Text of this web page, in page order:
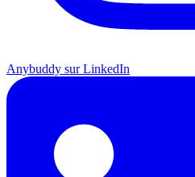
Anybuddy sur LinkedIn